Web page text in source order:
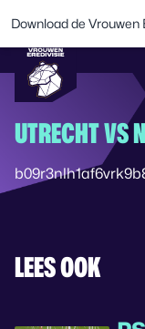
UTRECHT
LEES OOK
Download de Vrouwen